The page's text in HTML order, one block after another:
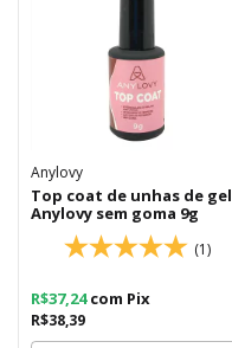
Anylovy
Top coat de unhas de gel
Anylovy sem goma 9g
(1)
R$38,39
R$37,24com Pix